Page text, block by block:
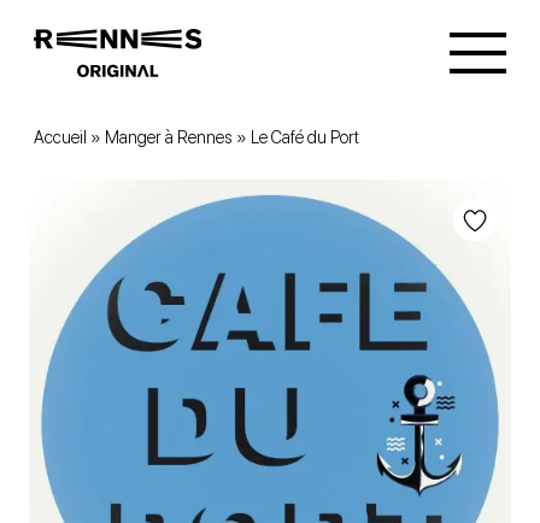
Accueil » Manger à Rennes » Le Café du Port